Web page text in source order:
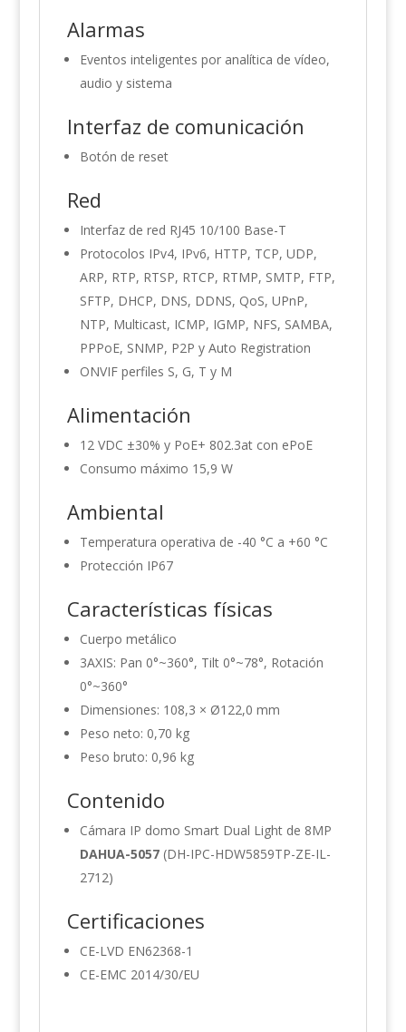
Alarmas
Eventos inteligentes por analítica de vídeo,
audio y sistema
Interfaz de comunicación
Botón de reset
Red
Interfaz de red RJ45 10/100 Base-T
Protocolos IPv4, IPv6, HTTP, TCP, UDP,
ARP, RTP, RTSP, RTCP, RTMP, SMTP, FTP,
SFTP, DHCP, DNS, DDNS, QoS, UPnP,
NTP, Multicast, ICMP, IGMP, NFS, SAMBA,
PPPoE, SNMP, P2P y Auto Registration
ONVIF perfiles S, G, T y M
Alimentación
12 VDC ±30% y PoE+ 802.3at con ePoE
Consumo máximo 15,9 W
Ambiental
Temperatura operativa de -40 °C a +60 °C
Protección IP67
Características físicas
Cuerpo metálico
3AXIS: Pan 0°~360°, Tilt 0°~78°, Rotación
0°~360°
Dimensiones: 108,3 × Ø122,0 mm
Peso neto: 0,70 kg
Peso bruto: 0,96 kg
Contenido
Cámara IP domo Smart Dual Light de 8MP
DAHUA-5057(DH-IPC-HDW5859TP-ZE-IL-
2712)
Certificaciones
CE-LVD EN62368-1
CE-EMC 2014/30/EU